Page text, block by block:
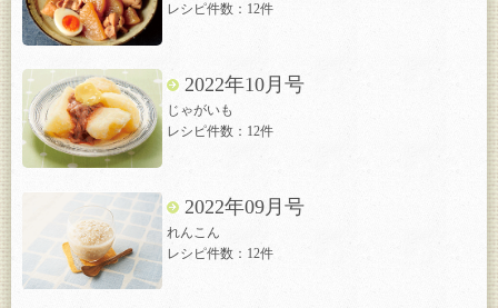
レシピ件数：12件
2022年10月号
じゃがいも
レシピ件数：12件
2022年09月号
れんこん
レシピ件数：12件